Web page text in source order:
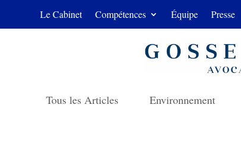
Le Cabinet Compétences Équipe Presse
Tous les Articles Environnement